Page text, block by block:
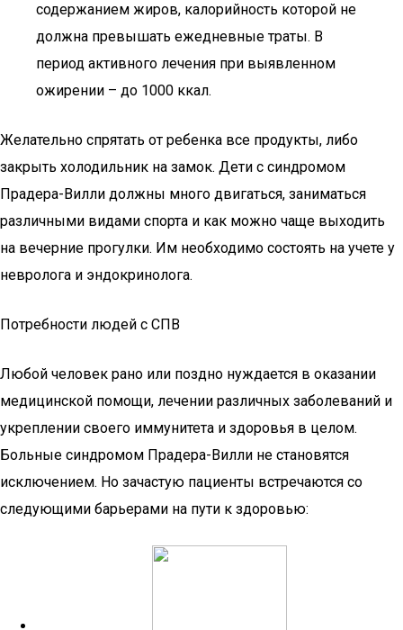
содержанием жиров, калорийность которой не
должна превышать ежедневные траты. В
период активного лечения при выявленном
ожирении – до 1000 ккал.
Желательно спрятать от ребенка все продукты, либо
закрыть холодильник на замок. Дети с синдромом
Прадера-Вилли должны много двигаться, заниматься
различными видами спорта и как можно чаще выходить
на вечерние прогулки. Им необходимо состоять на учете у
невролога и эндокринолога.
Потребности людей с СПВ
Любой человек рано или поздно нуждается в оказании
медицинской помощи, лечении различных заболеваний и
укреплении своего иммунитета и здоровья в целом.
Больные синдромом Прадера-Вилли не становятся
исключением. Но зачастую пациенты встречаются со
следующими барьерами на пути к здоровью: